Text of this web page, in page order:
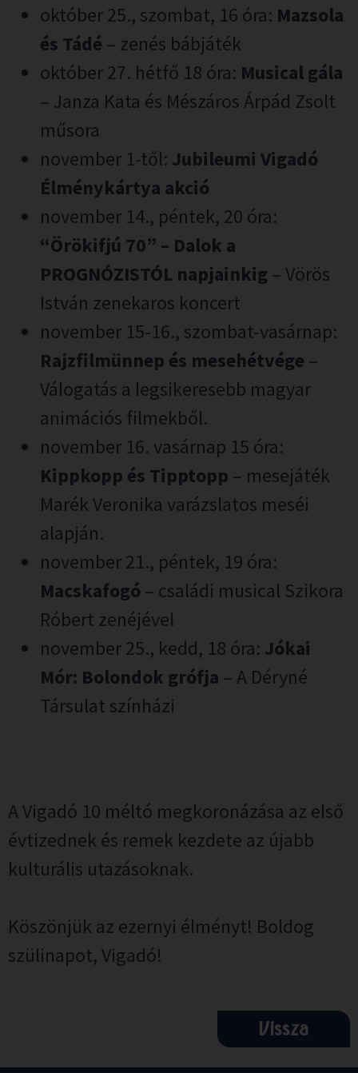
október 25., szombat, 16 óra: Mazsola
és Tádé – zenés bábjáték
október 27. hétfő 18 óra: Musical gála
– Janza Kata és Mészáros Árpád Zsolt
műsora
november 1-től: Jubileumi Vigadó
Élménykártya akció
november 14., péntek, 20 óra:
“Örökifjú 70” – Dalok a
PROGNÓZISTÓL napjainkig – Vörös
István zenekaros koncert
november 15-16., szombat-vasárnap:
Rajzfilmünnep és mesehétvége –
Válogatás a legsikeresebb magyar
animációs filmekből.
november 16. vasárnap 15 óra:
Kippkopp és Tipptopp – mesejáték
Marék Veronika varázslatos meséi
alapján.
november 21., péntek, 19 óra:
Macskafogó – családi musical Szikora
Róbert zenéjével
november 25., kedd, 18 óra: Jókai
Mór: Bolondok grófja – A Déryné
Társulat színházi
A Vigadó 10 méltó megkoronázása az első
évtizednek és remek kezdete az újabb
kulturális utazásoknak.
Köszönjük az ezernyi élményt! Boldog
szülinapot, Vigadó!
Vissza